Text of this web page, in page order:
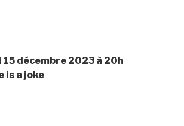
décembre 2023 à 20h
is a joke